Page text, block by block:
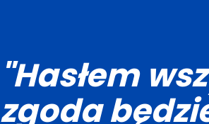
"Hasłem
zgoda